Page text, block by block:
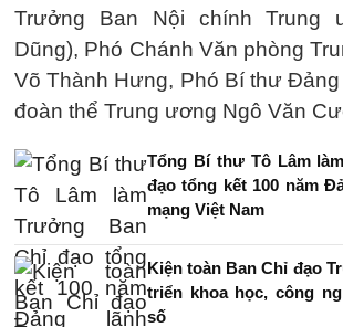
Trưởng Ban Nội chính Trung
Dũng), Phó Chánh Văn phòng
Võ Thành Hưng, Phó Bí thư
đoàn thể Trung ương Ngô Văn
Tổng Bí thư Tô Lâm
đạo tổng kết 100 năm
mạng Việt Nam
Kiện toàn Ban Chỉ đạo
triển khoa học, công
số